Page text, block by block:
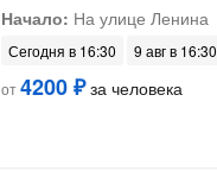
Начало: На улице Ленина
Сегодня в 16:30
9 авг в 16:30
от4200 ₽за человека